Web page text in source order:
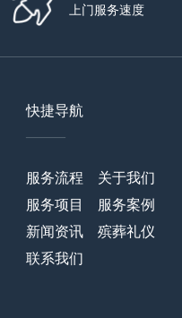
上门服务速度
快捷导航
——
服务流程
关于我们
服务项目
服务案例
新闻资讯
殡葬礼仪
联系我们